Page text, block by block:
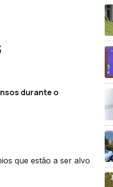
durante o
que estão a ser alvo